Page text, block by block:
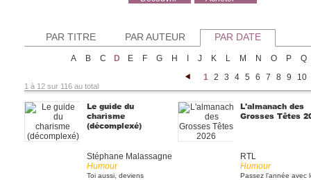
PAR TITRE PAR AUTEUR PAR DATE
A B C D E F G H J K L M N O P Q
1 2 3 4 5 6 7 8 9 10
1 à 12 sur 116 au total
Le guide du
charisme
(décomplexé)
Stéphane Malassagne
Humour
Toi aussi, deviens
L'almanach des
Grosses Têtes
RTL
Humour
Passez l’année avec